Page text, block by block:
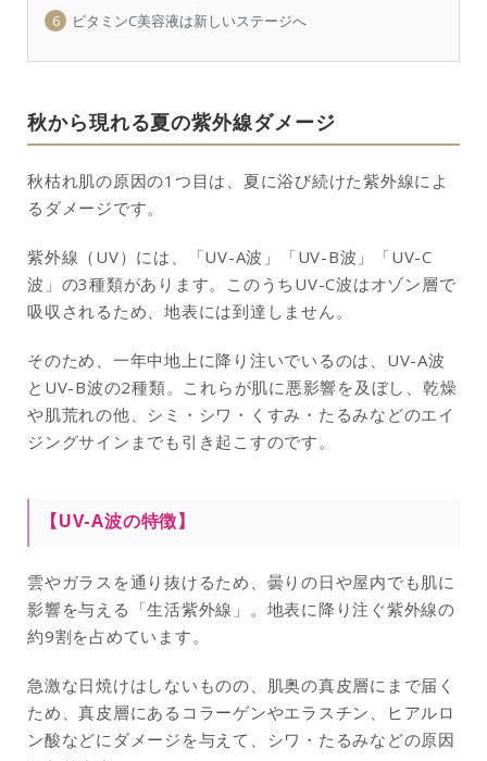
6
ビタミンC美容液は新しいステージへ
秋から現れる夏の紫外線ダメージ
秋枯れ肌の原因の1つ目は、夏に浴び続けた紫外線によ
るダメージです。
紫外線（UV）には、「UV-A波」「UV-B波」「UV-C
波」の3種類があります。このうちUV-C波はオゾン層で
吸収されるため、地表には到達しません。
そのため、一年中地上に降り注いでいるのは、UV-A波
とUV-B波の2種類。これらが肌に悪影響を及ぼし、乾燥
や肌荒れの他、シミ・シワ・くすみ・たるみなどのエイ
ジングサインまでも引き起こすのです。
【UV-A波の特徴】
雲やガラスを通り抜けるため、曇りの日や屋内でも肌に
影響を与える「生活紫外線」。地表に降り注ぐ紫外線の
約9割を占めています。
急激な日焼けはしないものの、肌奥の真皮層にまで届く
ため、真皮層にあるコラーゲンやエラスチン、ヒアルロ
ン酸などにダメージを与えて、シワ・たるみなどの原因